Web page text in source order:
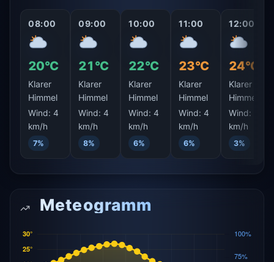
08:00
20°C
Klarer
Himmel
Wind: 4
km/h
7%
09:00
21°C
Klarer
Himmel
Wind: 4
km/h
8%
10:00
22°C
Klarer
Himmel
Wind: 4
km/h
6%
11:00
23°C
Klarer
Himmel
Wind: 4
km/h
6%
12:00
24°C
Klarer
Himmel
Wind:
km/h
3%
Meteogramm